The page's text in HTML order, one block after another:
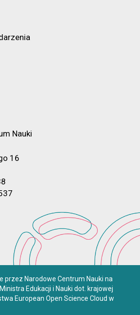
Nauki
16
przez Narodowe Centrum Nauki na
Edukacji i Nauki dot. krajowej
European Open Science Cloud w